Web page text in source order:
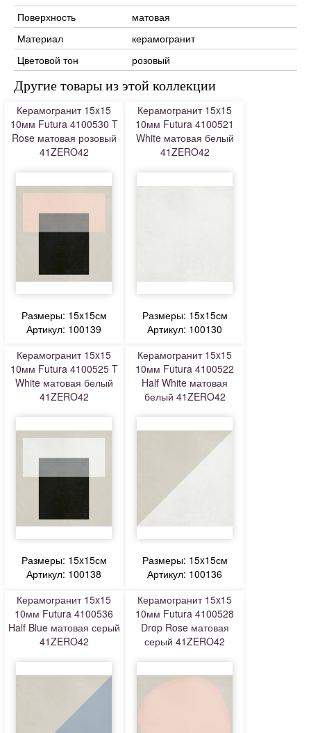
Поверхность
матовая
Материал
керамогранит
Цветовой тон
розовый
Другие товары из этой коллекции
Керамогранит 15x15
10мм Futura 4100530 T
Rose матовая розовый
41ZERO42
Размеры: 15x15см
Артикул: 100139
Керамогранит 15x15
10мм Futura 4100521
White матовая белый
41ZERO42
Размеры: 15x15см
Артикул: 100130
Керамогранит 15x15
10мм Futura 4100525 T
White матовая белый
41ZERO42
Размеры: 15x15см
Артикул: 100138
Керамогранит 15x15
10мм Futura 4100522
Half White матовая
белый 41ZERO42
Размеры: 15x15см
Артикул: 100136
Керамогранит 15x15
10мм Futura 4100536
Half Blue матовая серый
41ZERO42
Керамогранит 15x15
10мм Futura 4100528
Drop Rose матовая
серый 41ZERO42